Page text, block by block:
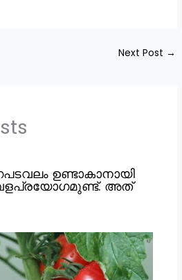
Next Post →
ഉണ്ടാകാനായി
അത്